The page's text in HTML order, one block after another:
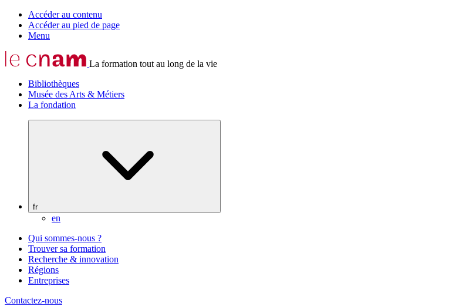
Accéder au contenu
Accéder au pied de page
Menu
La formation tout au long de la vie
Bibliothèques
Musée des Arts & Métiers
La fondation
fr
en
Qui sommes-nous ?
Trouver sa formation
Recherche & innovation
Régions
Entreprises
Contactez-nous